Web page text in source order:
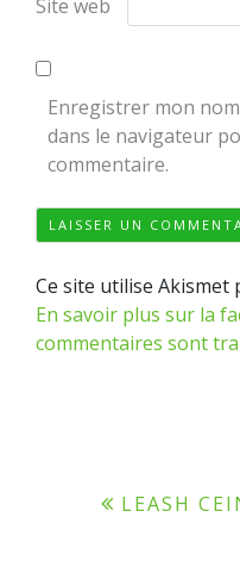
Site web
Enregistrer mon
dans le navigateur
commentaire.
Ce site utilise Akismet
En savoir plus sur la
commentaires sont
Navigation
LEASH